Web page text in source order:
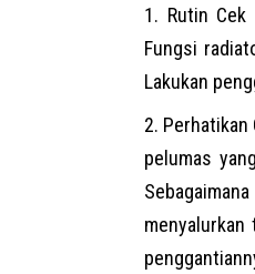
Rutin
Fungsi
Lakukan
Perhatikan
pelumas